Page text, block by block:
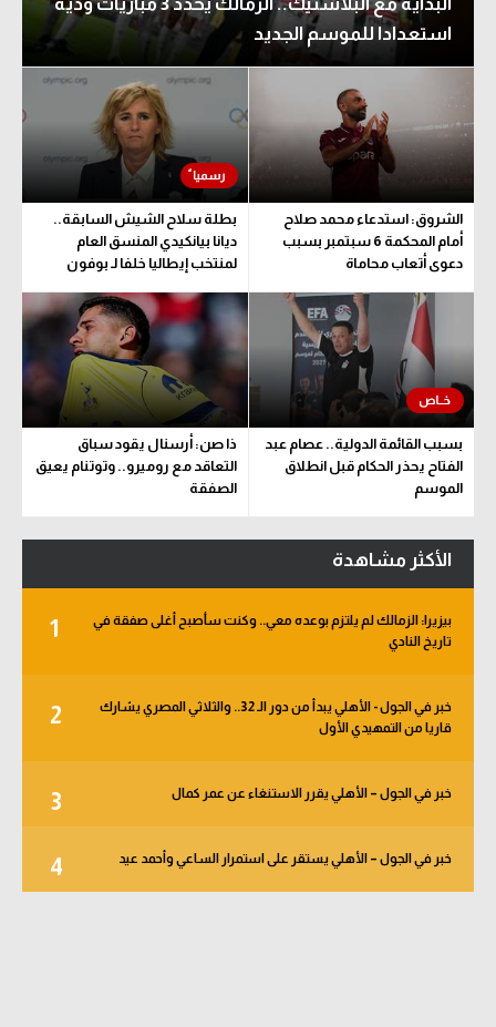
استعدادا للموسم الجديد
الشروق: استدعاء محمد صلاح
أمام المحكمة 6 سبتمبر بسبب
دعوى أتعاب محاماة
بطلة سلاح الشيش السابقة..
ديانا بيانكيدي المنسق العام
لمنتخب إيطاليا خلفا لـ بوفون
بسبب القائمة الدولية.. عصام عبد
الفتاح يحذر الحكام قبل انطلاق
الموسم
ذا صن: أرسنال يقود سباق
التعاقد مع روميرو.. وتوتنام يعيق
الصفقة
الأكثر مشاهدة
1
بيزيرا: الزمالك لم يلتزم بوعده معي.. وكنت سأصبح أغلى صفقة في
تاريخ النادي
2
خبر في الجول - الأهلي يبدأ من دور الـ 32.. والثلاثي المصري يشارك
قاريا من التمهيدي الأول
3 خبر في الجول – الأهلي يقرر الاستنغاء عن عمر كمال
4 خبر في الجول – الأهلي يستقر على استمرار الساعي وأحمد عيد